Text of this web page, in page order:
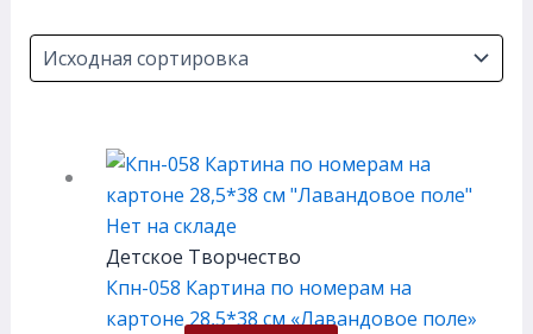
Нет на складе
Детское Творчество
Кпн-058 Картина по номерам на
картоне 28,5*38 см «Лавандовое поле»